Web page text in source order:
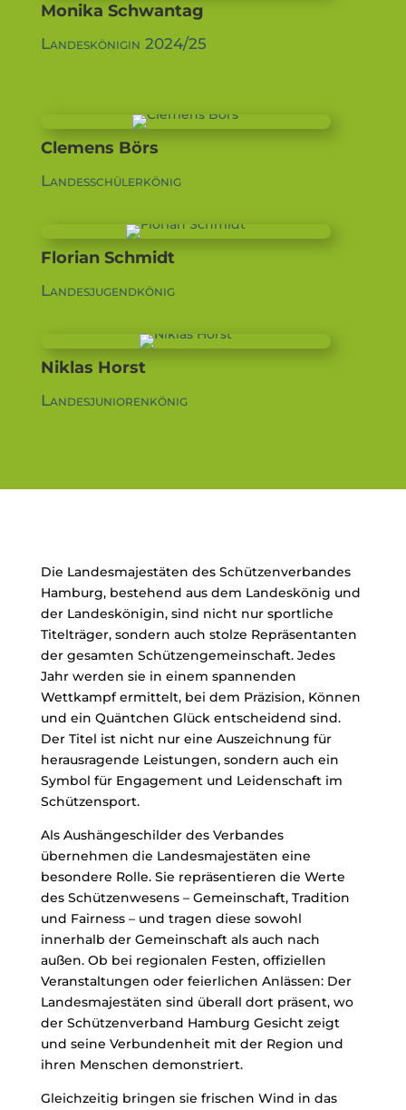
Monika Schwantag
Landeskönigin 2024/25
Clemens Börs
Landesschülerkönig
Florian Schmidt
Landesjugendkönig
Niklas Horst
Landesjuniorenkönig
Die Landesmajestäten des Schützenverbandes
Hamburg, bestehend aus dem Landeskönig und
der Landeskönigin, sind nicht nur sportliche
Titelträger, sondern auch stolze Repräsentanten
der gesamten Schützengemeinschaft. Jedes
Jahr werden sie in einem spannenden
Wettkampf ermittelt, bei dem Präzision, Können
und ein Quäntchen Glück entscheidend sind.
Der Titel ist nicht nur eine Auszeichnung für
herausragende Leistungen, sondern auch ein
Symbol für Engagement und Leidenschaft im
Schützensport.
Als Aushängeschilder des Verbandes
übernehmen die Landesmajestäten eine
besondere Rolle. Sie repräsentieren die Werte
des Schützenwesens – Gemeinschaft, Tradition
und Fairness – und tragen diese sowohl
innerhalb der Gemeinschaft als auch nach
außen. Ob bei regionalen Festen, offiziellen
Veranstaltungen oder feierlichen Anlässen: Der
Landesmajestäten sind überall dort präsent, wo
der Schützenverband Hamburg Gesicht zeigt
und seine Verbundenheit mit der Region und
ihren Menschen demonstriert.
Gleichzeitig bringen sie frischen Wind in das